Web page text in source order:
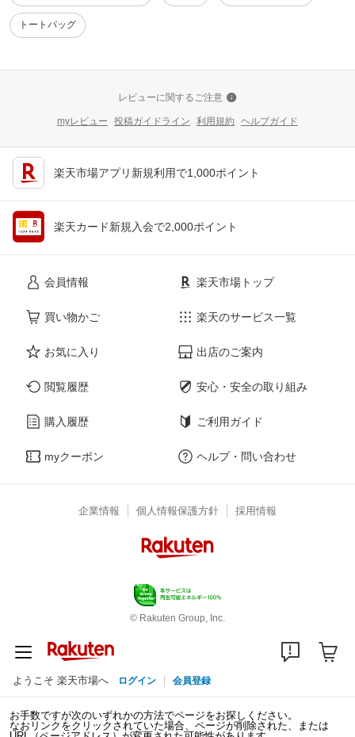
トートバッグ
レビューに関するご注意
myレビュー 投稿ガイドライン 利用規約 ヘルプガイド
楽天市場アプリ新規利用で1,000ポイント
楽天カード新規入会で2,000ポイント
会員情報
買い物かご
お気に入り
閲覧履歴
購入履歴
myクーポン
楽天市場トップ
楽天のサービス一覧
出店のご案内
安心・安全の取り組み
ご利用ガイド
ヘルプ・問い合わせ
企業情報 個人情報保護方針 採用情報
© Rakuten Group, Inc.
ようこそ 楽天市場へ ログイン 会員登録
お手数ですが次のいずれかの方法でページをお探しください。
なおリンクをクリックされていた場合、ページが削除された、または